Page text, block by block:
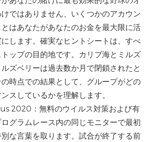
ではありません、いくつかのアカウン
とはあなたがあなたのお金を最大限に活
します。確実なヒントシートは、すべ
ップの目的地です。カリブ海とミルズ
ズベリーは過去数か月で閉鎖されたと
時点での結果として、グループがどの
スしているかを理解します。
2020：無料のウイルス対策および有
グラムレース内の同じモニターで最初
な言葉を取ります。試合が終了する前